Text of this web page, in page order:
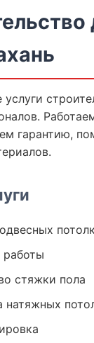
услуги
гарантию,
работы
стяжки пола
натяжных